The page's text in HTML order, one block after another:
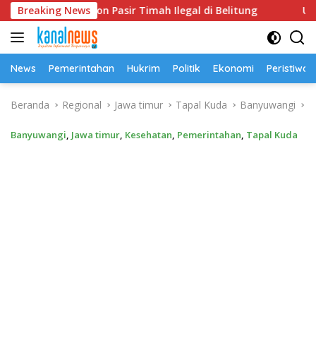
Langsung
ke
konten
Breaking News
52,5 Ton Pasir Timah Ilegal di Belitung Universitas
News Pemerintahan Hukrim Politik Ekonomi Peristiwa
Beranda Regional Jawa timur Tapal Kuda Banyuwangi
Banyuwangi, Jawa timur, Kesehatan, Pemerintahan, Tapal Kuda